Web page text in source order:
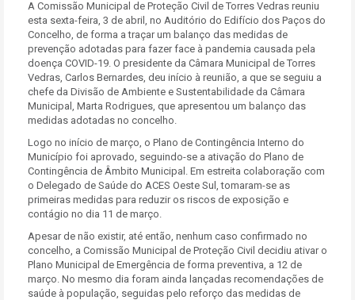
A Comissão Municipal de Proteção Civil de Torres Vedras reuniu
esta sexta-feira, 3 de abril, no Auditório do Edifício dos Paços do
Concelho, de forma a traçar um balanço das medidas de
prevenção adotadas para fazer face à pandemia causada pela
doença COVID-19. O presidente da Câmara Municipal de Torres
Vedras, Carlos Bernardes, deu início à reunião, a que se seguiu a
chefe da Divisão de Ambiente e Sustentabilidade da Câmara
Municipal, Marta Rodrigues, que apresentou um balanço das
medidas adotadas no concelho.
Logo no início de março, o Plano de Contingência Interno do
Município foi aprovado, seguindo-se a ativação do Plano de
Contingência de Âmbito Municipal. Em estreita colaboração com
o Delegado de Saúde do ACES Oeste Sul, tomaram-se as
primeiras medidas para reduzir os riscos de exposição e
contágio no dia 11 de março.
Apesar de não existir, até então, nenhum caso confirmado no
concelho, a Comissão Municipal de Proteção Civil decidiu ativar o
Plano Municipal de Emergência de forma preventiva, a 12 de
março. No mesmo dia foram ainda lançadas recomendações de
saúde à população, seguidas pelo reforço das medidas de